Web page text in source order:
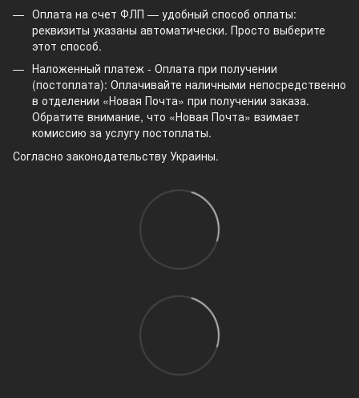
Оплата на счет ФЛП — удобный способ оплаты:
реквизиты указаны автоматически. Просто выберите
этот способ.
Наложенный платеж - Оплата при получении
(постоплата): Оплачивайте наличными непосредственно
в отделении «Новая Почта» при получении заказа.
Обратите внимание, что «Новая Почта» взимает
комиссию за услугу постоплаты.
Согласно законодательству Украины.